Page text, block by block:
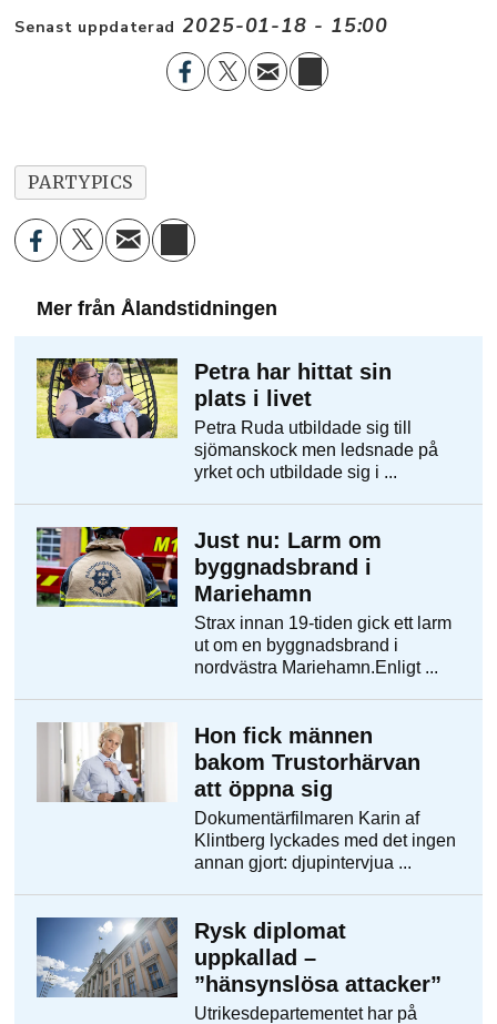
Senast uppdaterad 2025-01-18 - 15:00
PARTYPICS